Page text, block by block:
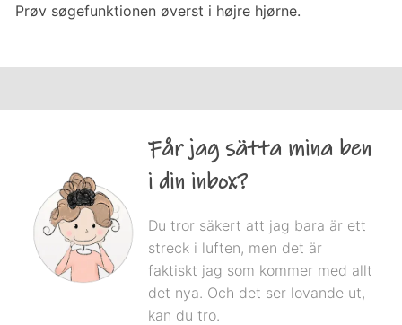
Prøv søgefunktionen øverst i højre hjørne.
Får jag sätta mina ben
i din inbox?
Du tror säkert att jag bara är ett
streck i luften, men det är
faktiskt jag som kommer med allt
det nya. Och det ser lovande ut,
kan du tro.